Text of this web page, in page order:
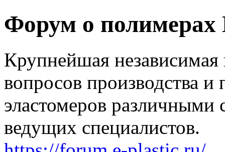
Форум о полимерах
Крупнейшая
вопросов производства и
эластомеров
ведущих специалистов.